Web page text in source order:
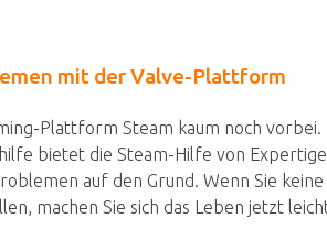
mit der Valve-Plattform
Plattform Steam kaum noch
bietet die Steam-Hilfe von
auf den Grund. Wenn Sie
machen Sie sich das Leben jetzt